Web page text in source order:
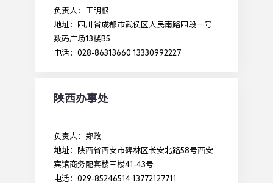
负责人：王明根
地址：四川省成都市武侯区人民南路四段一号
数码广场13楼B5
电话：028-86313660 13330992227
陕西办事处
负责人：郑政
地址：陕西省西安市碑林区长安北路58号西安
宾馆商务配套楼三楼41-43号
电话：029-85246514 13772127711